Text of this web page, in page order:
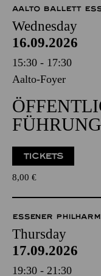
AALTO BALLETT
Wednesday
16.09.2026
15:30 - 17:30
Aalto-Foyer
FÜHRUNG
TICKETS
8,00 €
ESSENER
Thursday
17.09.2026
19:30 - 21:30